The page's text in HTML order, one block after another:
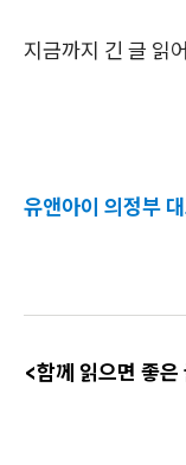
지금까지 긴 글 읽
유앤아이 의정부
<함께 읽으면 좋은